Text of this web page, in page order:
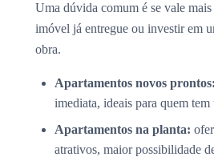
Uma dúvida comum é se vale
imóvel já entregue ou investir em
obra.
Apartamentos novos prontos:
imediata, ideais para quem
Apartamentos na planta:
atrativos, maior possibilidade